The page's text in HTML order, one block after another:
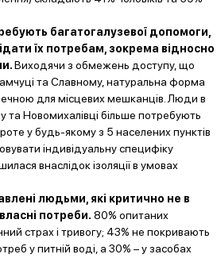
багатогалузевої допомоги,
їх потребам, зокрема відносно
Виходячи з обмежень доступу, що
та Славному, натуральна форма
для місцевих мешканців. Люди в
Новомихалівці більше потребують
у будь-якому з 5 населених пунктів
індивідуальну специфіку
внаслідок ізоляції в умовах
людьми, які критично не в
потреби. 80% опитаних
страх і тривогу; 43% не покривають
у питній воді, а 30% – у засобах